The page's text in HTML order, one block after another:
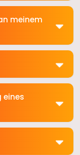
meinem
eines